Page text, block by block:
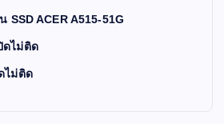
SSD ACER A515-51G
ดไม่ติด
ไม่ติด